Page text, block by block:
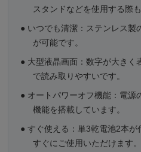
スタンドなどを使用する際
● いつでも清潔： ステンレス製
が可能です。
● 大型液晶画面：数字が大きく
で読み取りやすいです。
● オートパワーオフ機能： 電源
機能を搭載しています。
●すぐ使える：単3乾電池2本が
すぐにご使用いただけます。